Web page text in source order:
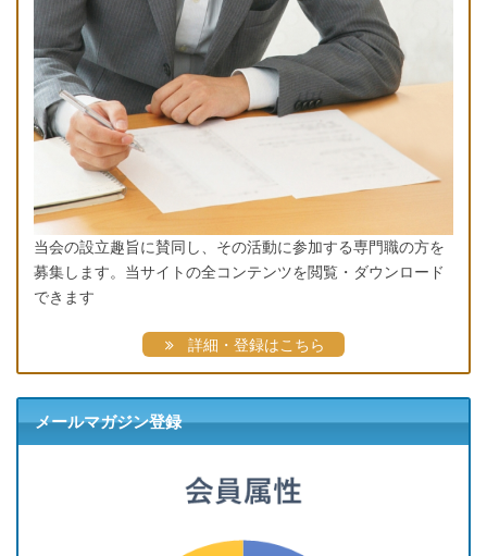
当会の設立趣旨に賛同し、その活動に参加する専門職の方を
募集します。当サイトの全コンテンツを閲覧・ダウンロード
できます
詳細・登録はこちら
メールマガジン登録